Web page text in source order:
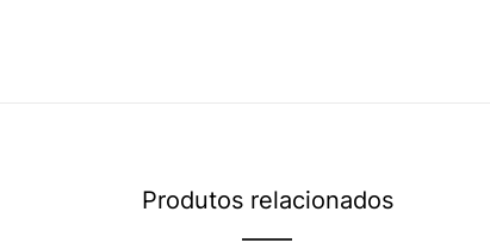
Produtos relacionados